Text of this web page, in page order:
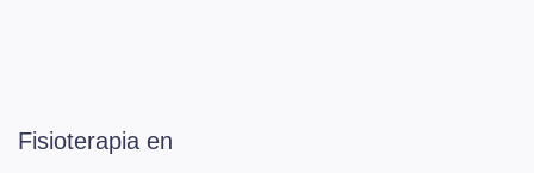
Fisioterapia en